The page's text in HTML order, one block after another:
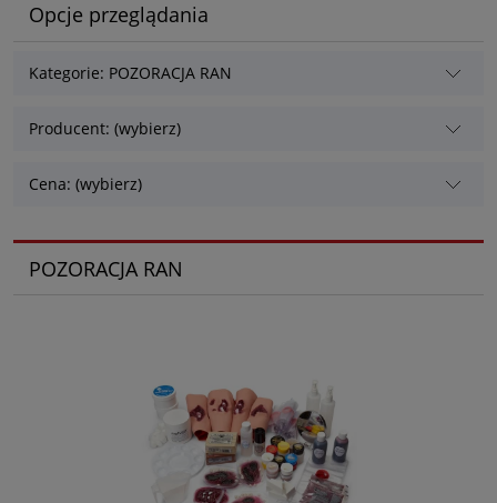
Opcje przeglądania
Kategorie: POZORACJA RAN
Producent: (wybierz)
Cena: (wybierz)
POZORACJA RAN